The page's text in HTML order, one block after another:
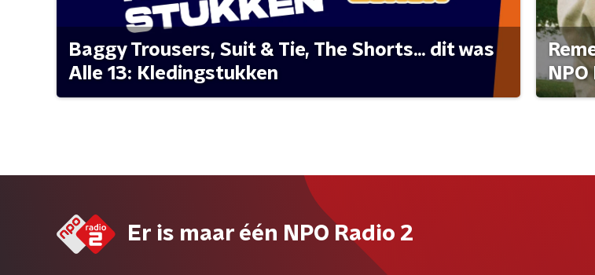
Baggy Trousers, Suit & Tie, The Shorts... dit was
Alle 13: Kledingstukken
Er is maar één NPO Radio 2